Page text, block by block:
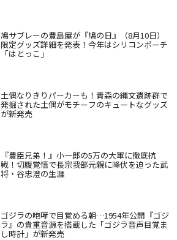
鳩サブレーの豊島屋が『鳩の日』（8月10日）
限定グッズ詳細を発表！今年はシリコンポーチ
「はとっこ」
土偶なりきりパーカーも！青森の縄文遺跡群で
発掘された土偶がモチーフのキュートなグッズ
が新発売
『豊臣兄弟！』小一郎の5万の大軍に徹底抗
戦！切腹覚悟で長宗我部元親に降伏を迫った武
将・谷忠澄の生涯
ゴジラの咆哮で目覚める朝…1954年公開『ゴジ
ラ』の貴重音源を搭載した「ゴジラ音声目覚ま
し時計」が新発売